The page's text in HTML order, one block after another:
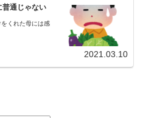
通じゃない
くれた母には感
2021.03.10